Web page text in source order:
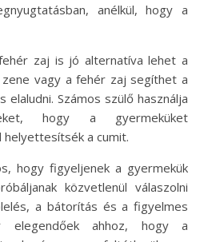
anélkül, hogy a
zaj is jó alternatíva lehet a
vagy a fehér zaj segíthet a
elaludni. Számos szülő használja
hogy a gyermeküket
a cumit.
hogy figyeljenek a gyermekük
közvetlenül válaszolni
a bátorítás és a figyelmes
elegendőek ahhoz, hogy a